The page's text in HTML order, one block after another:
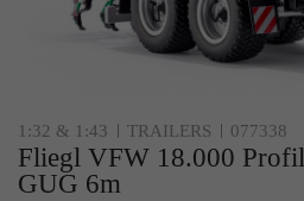
1:32 & 1:43 TRAILERS 077338
Fliegl VFW 18.000
GUG 6m